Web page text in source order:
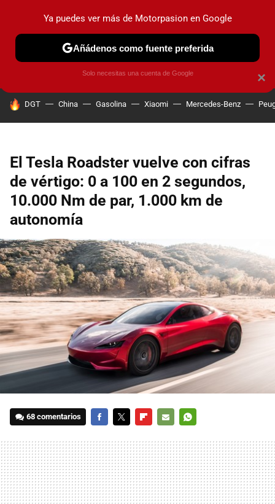
PRUEBAS COCHES ELÉCTRICOS OBSERVATORIO
HOY SE HABLA DE
DGT China Gasolina Xiaomi Mercedes-Benz
El Tesla Roadster vuelve con cifras
de vértigo: 0 a 100 en 2 segundos,
10.000 Nm de par, 1.000 km de
autonomía
68 comentarios
MAIL
×
Ya puedes ver más de Motorpasion en Google
Añádenos como fuente preferida
Solo necesitas una cuenta de Google